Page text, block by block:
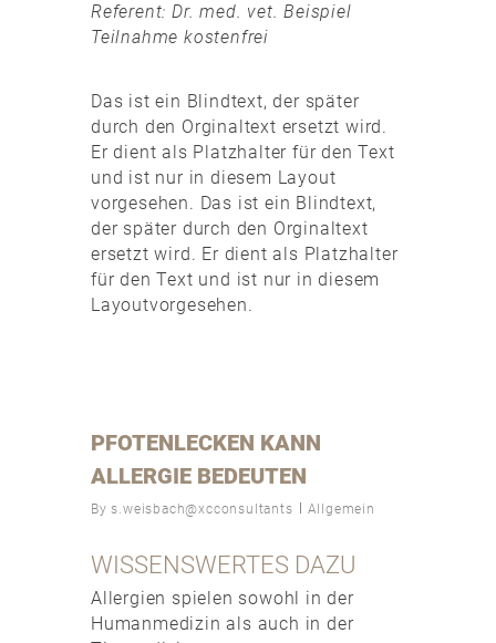
Referent: Dr. med. vet. Beispiel
Teilnahme kostenfrei
Das ist ein Blindtext, der später
durch den Orginaltext ersetzt wird.
Er dient als Platzhalter für den Text
und ist nur in diesem Layout
vorgesehen. Das ist ein Blindtext,
der später durch den Orginaltext
ersetzt wird. Er dient als Platzhalter
für den Text und ist nur in diesem
Layoutvorgesehen.
PFOTENLECKEN KANN
ALLERGIE BEDEUTEN
By s.weisbach@xcconsultants Allgemein
WISSENSWERTES DAZU
Allergien spielen sowohl in der
Humanmedizin als auch in der